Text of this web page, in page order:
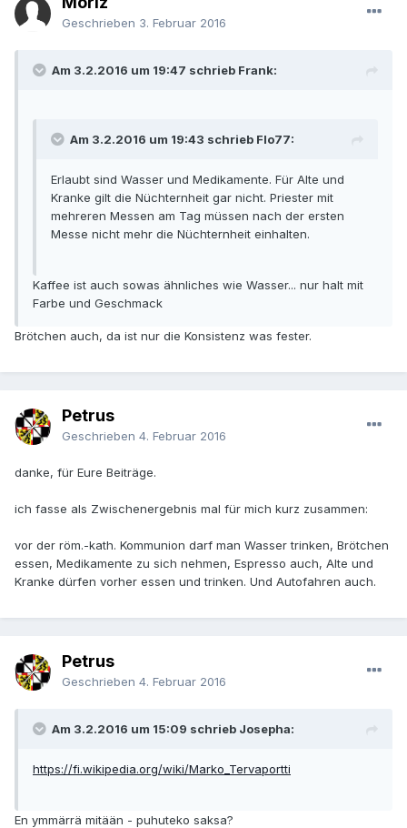
Geschrieben 3. Februar 2016
Am 3.2.2016 um 19:47 schrieb Frank:
Am 3.2.2016 um 19:43 schrieb Flo77:
Erlaubt sind Wasser und Medikamente. Für Alte und
Kranke gilt die Nüchternheit gar nicht. Priester mit
mehreren Messen am Tag müssen nach der ersten
Messe nicht mehr die Nüchternheit einhalten.
Kaffee ist auch sowas ähnliches wie Wasser... nur halt mit
Farbe und Geschmack
Brötchen auch, da ist nur die Konsistenz was fester.
Petrus
Geschrieben 4. Februar 2016
danke, für Eure Beiträge.
ich fasse als Zwischenergebnis mal für mich kurz zusammen:
vor der röm.-kath. Kommunion darf man Wasser trinken, Brötchen
essen, Medikamente zu sich nehmen, Espresso auch, Alte und
Kranke dürfen vorher essen und trinken. Und Autofahren auch.
Petrus
Geschrieben 4. Februar 2016
Am 3.2.2016 um 15:09 schrieb Josepha:
https://fi.wikipedia.org/wiki/Marko_Tervaportti
En ymmärrä mitään - puhuteko saksa?